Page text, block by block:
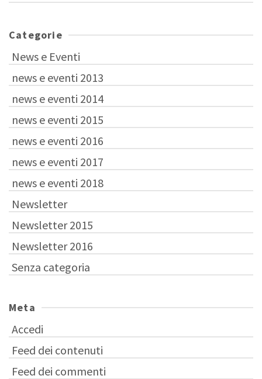
Categorie
News e Eventi
news e eventi 2013
news e eventi 2014
news e eventi 2015
news e eventi 2016
news e eventi 2017
news e eventi 2018
Newsletter
Newsletter 2015
Newsletter 2016
Senza categoria
Meta
Accedi
Feed dei contenuti
Feed dei commenti